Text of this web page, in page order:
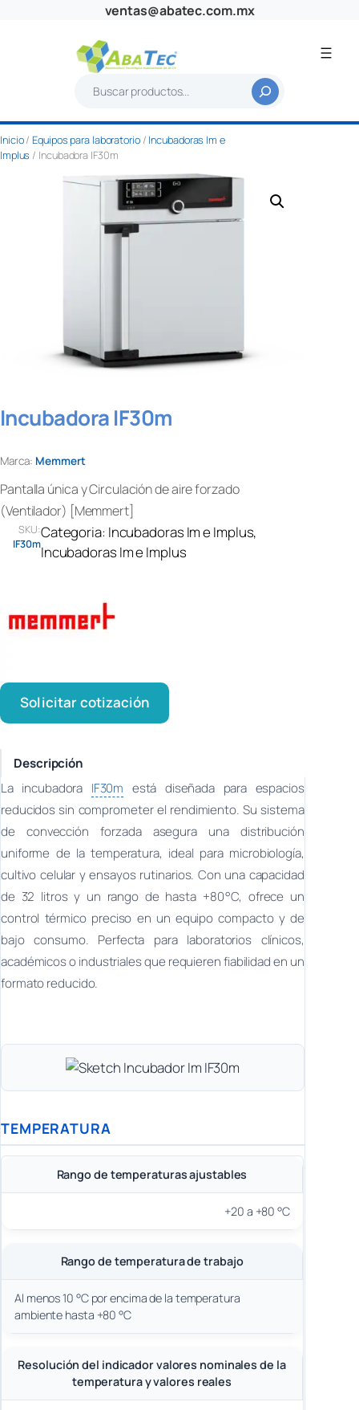
ventas@abatec.com.mx
s
c
a
r
Inicio/Equipos para laboratorio/ Incubadoras Im e
Implus / Incubadora IF30m
Incubadora IF30m
Marca: Memmert
Pantalla única y Circulación de aire forzado
(Ventilador) [Memmert]
SKU:
IF30m
Categoria: Incubadoras Im e Implus
Incubadoras Im e Implus
Solicitar cotización
Descripción
La incubadora IF30m está diseñada para espacios
reducidos sin comprometer el rendimiento. Su sistema
de convección forzada asegura una distribución
uniforme de la temperatura, ideal para microbiología,
cultivo celular y ensayos rutinarios. Con una capacidad
de 32 litros y un rango de hasta +80 °C, ofrece un
control térmico preciso en un equipo compacto y de
bajo consumo. Perfecta para laboratorios clínicos,
académicos o industriales que requieren fiabilidad en un
formato reducido.
TEMPERATURA
Rango de temperaturas ajustables
+20 a +80 °C
Rango de temperatura de trabajo
Al menos 10 °C por encima de la temperatura
ambiente hasta +80 °C
Resolución del indicador valores nominales de la
temperatura y valores reales